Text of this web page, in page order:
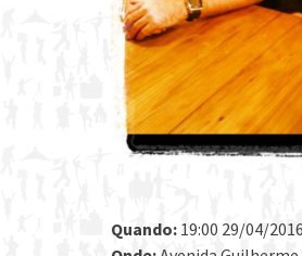
Quando: 19:00 29/04/2016